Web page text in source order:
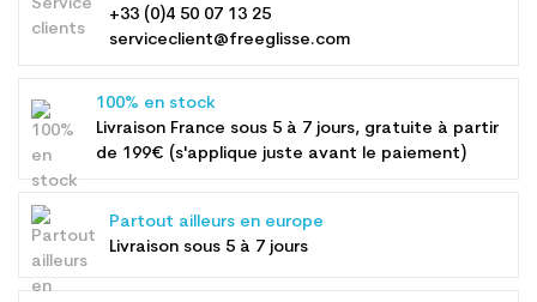
+33 (0)4 50 07 13 25
serviceclient@freeglisse.com
100% en stock
Livraison France sous 5 à 7 jours, gratuite à partir
de 199€ (s'applique juste avant le paiement)
Partout ailleurs en europe
Livraison sous 5 à 7 jours